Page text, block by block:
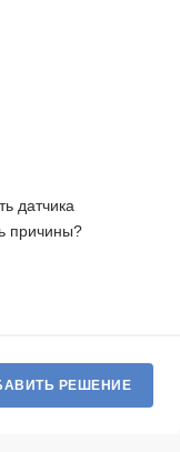
МАСТЕРА
датчика
причины?
РЕШЕНИЕ